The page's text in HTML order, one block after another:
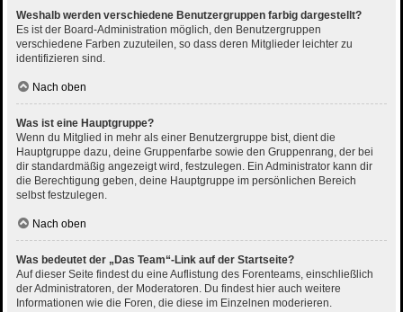
Weshalb werden verschiedene Benutzergruppen farbig dargestellt?
Es ist der Board-Administration möglich, den Benutzergruppen
verschiedene Farben zuzuteilen, so dass deren Mitglieder leichter zu
identifizieren sind.
Nach oben
Was ist eine Hauptgruppe?
Wenn du Mitglied in mehr als einer Benutzergruppe bist, dient die
Hauptgruppe dazu, deine Gruppenfarbe sowie den Gruppenrang, der bei
dir standardmäßig angezeigt wird, festzulegen. Ein Administrator kann dir
die Berechtigung geben, deine Hauptgruppe im persönlichen Bereich
selbst festzulegen.
Nach oben
Was bedeutet der „Das Team“-Link auf der Startseite?
Auf dieser Seite findest du eine Auflistung des Forenteams, einschließlich
der Administratoren, der Moderatoren. Du findest hier auch weitere
Informationen wie die Foren, die diese im Einzelnen moderieren.